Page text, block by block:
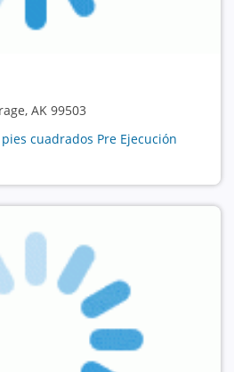
AK 99503
cuadrados Pre Ejecución